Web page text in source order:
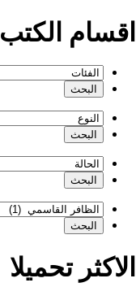
اقسام الكتب
الاكثر تحميلا